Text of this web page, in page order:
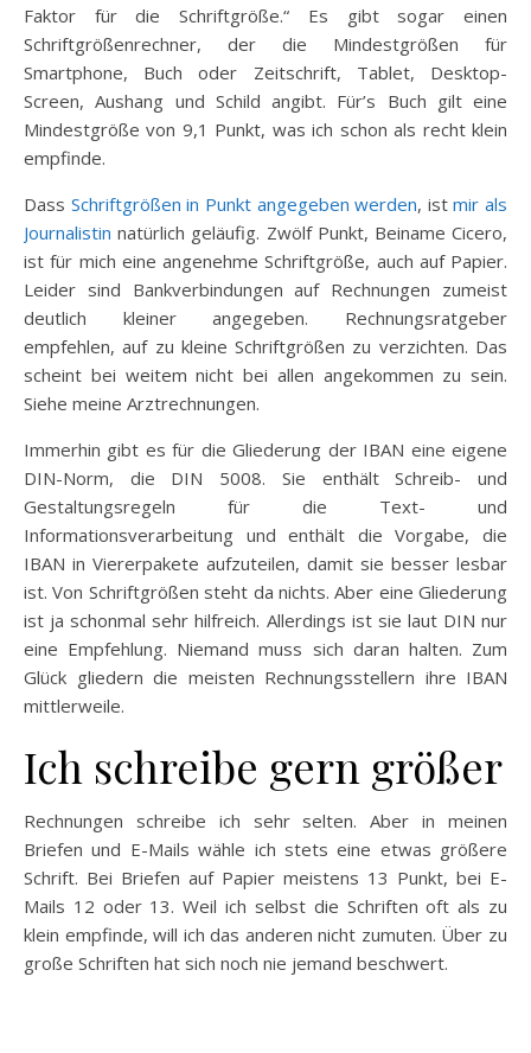
Faktor für die Schriftgröße.“ Es gibt sogar einen
Schriftgrößenrechner, der die Mindestgrößen für
Smartphone, Buch oder Zeitschrift, Tablet, Desktop-
Screen, Aushang und Schild angibt. Für’s Buch gilt eine
Mindestgröße von 9,1 Punkt, was ich schon als recht klein
empfinde.
Dass Schriftgrößen in Punkt angegeben werden, istmir als
Journalistin natürlich geläufig. Zwölf Punkt, Beiname Cicero,
ist für mich eine angenehme Schriftgröße, auch auf Papier.
Leider sind Bankverbindungen auf Rechnungen zumeist
deutlich kleiner angegeben. Rechnungsratgeber
empfehlen, auf zu kleine Schriftgrößen zu verzichten. Das
scheint bei weitem nicht bei allen angekommen zu sein.
Siehe meine Arztrechnungen.
Immerhin gibt es für die Gliederung der IBAN eine eigene
DIN-Norm, die DIN 5008. Sie enthält Schreib- und
Gestaltungsregeln für die Text- und
Informationsverarbeitung und enthält die Vorgabe, die
IBAN in Viererpakete aufzuteilen, damit sie besser lesbar
ist. Von Schriftgrößen steht da nichts. Aber eine Gliederung
ist ja schonmal sehr hilfreich. Allerdings ist sie laut DIN nur
eine Empfehlung. Niemand muss sich daran halten. Zum
Glück gliedern die meisten Rechnungsstellern ihre IBAN
mittlerweile.
Ich schreibe gern größer
Rechnungen schreibe ich sehr selten. Aber in meinen
Briefen und E-Mails wähle ich stets eine etwas größere
Schrift. Bei Briefen auf Papier meistens 13 Punkt, bei E-
Mails 12 oder 13. Weil ich selbst die Schriften oft als zu
klein empfinde, will ich das anderen nicht zumuten. Über zu
große Schriften hat sich noch nie jemand beschwert.